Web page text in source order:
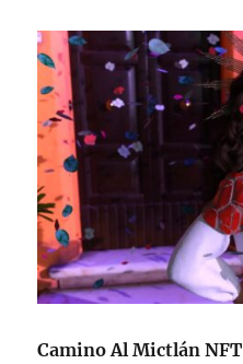
Camino Al Mictlán NFT